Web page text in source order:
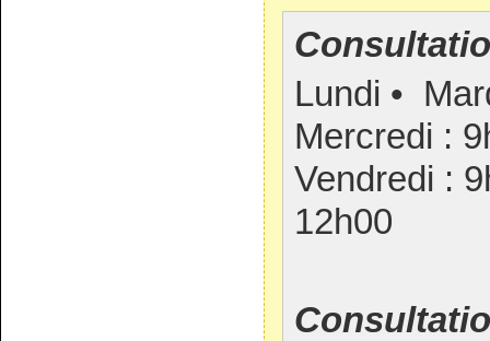
Lundi •
Mercredi :
Vendredi :
12h00